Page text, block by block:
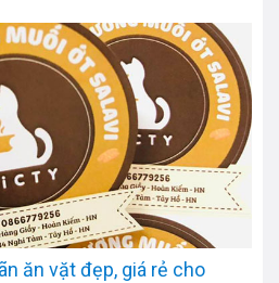
ăn vặt đẹp, giá rẻ cho